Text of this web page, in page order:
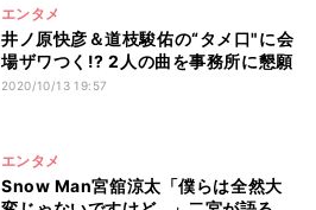
エンタメ
井ノ原快彦＆道枝駿佑の“タメ口"に会
場ザワつく!? 2人の曲を事務所に懇願
2020/10/13 19:57
エンタメ
Snow Man宮舘涼太「僕らは全然大